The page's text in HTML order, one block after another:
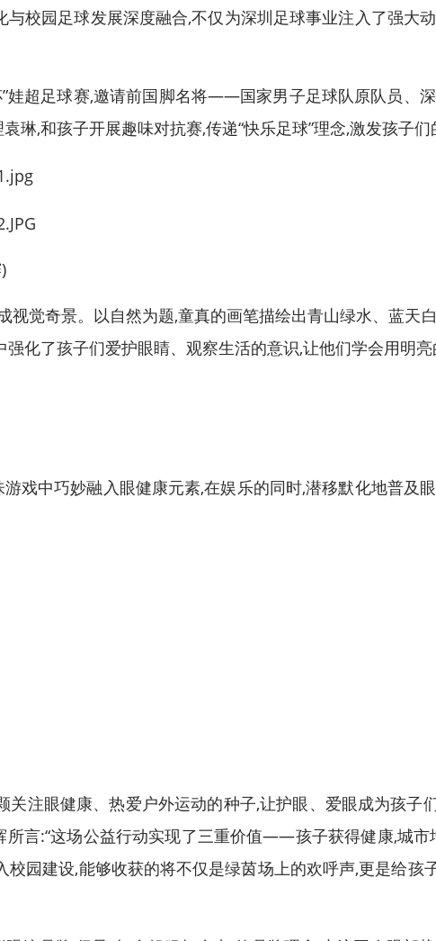
与校园足球发展深度融合,不仅为深圳足球事业注入了强大
娃超足球赛,邀请前国脚名将——国家男子足球队原队员、
琳,和孩子开展趣味对抗赛,传递“快乐足球”理念,激发孩子们
视觉奇景。以自然为题,童真的画笔描绘出青山绿水、蓝天
化了孩子们爱护眼睛、观察生活的意识,让他们学会用明亮
戏中巧妙融入眼健康元素,在娱乐的同时,潜移默化地普及
注眼健康、热爱户外运动的种子,让护眼、爱眼成为孩子
言:“这场公益行动实现了三重价值——孩子获得健康,城市
园建设,能够收获的将不仅是绿茵场上的欢呼声,更是给孩